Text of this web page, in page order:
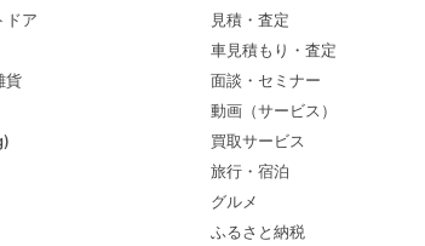
ドア
貨
見積・査定
車見積もり・査定
面談・セミナー
動画（サービス）
買取サービス
旅行・宿泊
グルメ
ふるさと納税